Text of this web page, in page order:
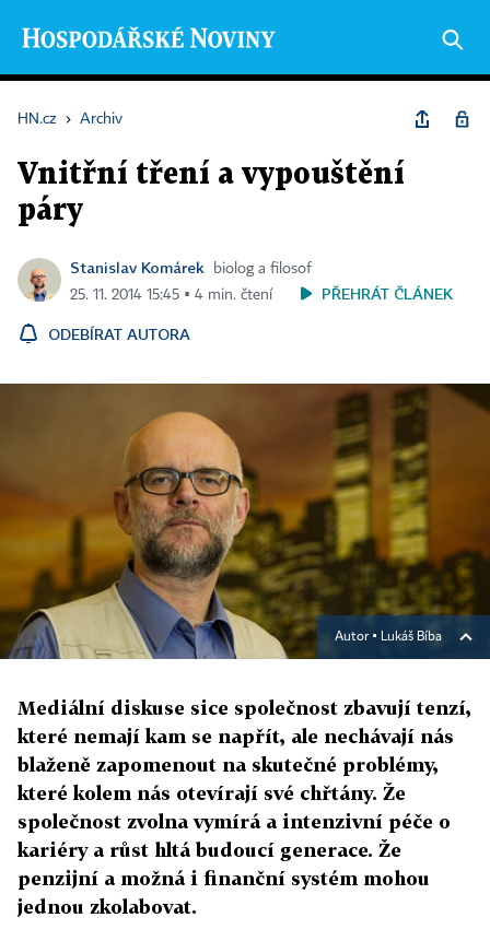
HN.cz › Archiv
Vnitřní tření a vypouštění
páry
Stanislav Komárek
biolog a filosof
25. 11. 2014 15:45 ▪ 4 min. čtení
PŘEHRÁT ČLÁNEK
ODEBÍRAT AUTORA
Autor ▪ Lukáš Bíba
Mediální diskuse sice společnost zbavují tenzí,
které nemají kam se napřít, ale nechávají nás
blaženě zapomenout na skutečné problémy,
které kolem nás otevírají své chřtány. Že
společnost zvolna vymírá a intenzivní péče o
kariéry a růst hltá budoucí generace. Že
penzijní a možná i finanční systém mohou
jednou zkolabovat.